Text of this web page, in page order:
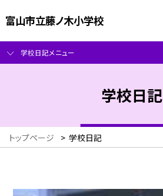
富山市立藤ノ木小学校
学校日記メニュー
学校日記
トップページ > 学校日記